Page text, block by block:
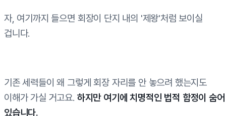
자, 여기까지 들으면 회장이 단지 내의 '제왕'처럼 보이실
겁니다.
기존 세력들이 왜 그렇게 회장 자리를 안 놓으려 했는지도
이해가 가실 거고요. 하지만 여기에 치명적인 법적 함정이 숨어
있습니다.